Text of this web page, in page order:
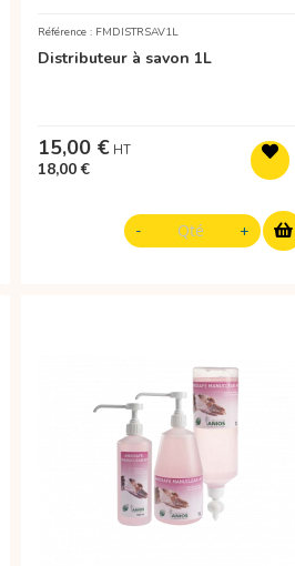
Référence : FMDISTRSAV1L
Distributeur à savon 1L
15,00 €
18,00 €